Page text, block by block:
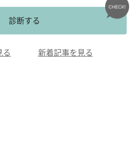
診断する
る 新着記事を見る